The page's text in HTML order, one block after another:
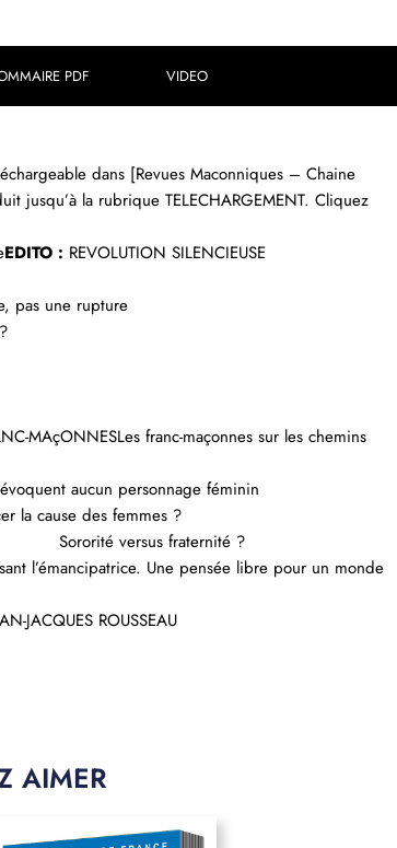
PDF VIDEO
dans [Revues Maconniques – Chaine
jusqu’à la rubrique TELECHARGEMENT. Cliquez
EDITO : REVOLUTION SILENCIEUSE
pas une rupture
selon Stiglitz
MAçONNESLes franc-maçonnes sur les chemins
aucun personnage féminin
la cause des femmes ?
versus fraternité ?
Une pensée libre pour un monde
JACQUES ROUSSEAU
AIMER